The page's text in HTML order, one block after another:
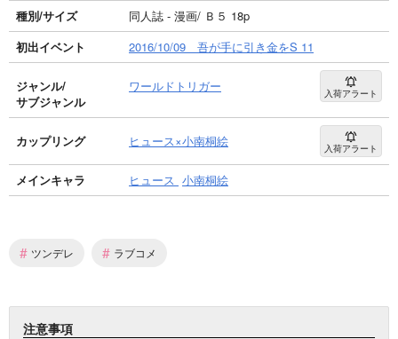
種別/サイズ
同人誌 - 漫画/ Ｂ５ 18p
初出イベント
2016/10/09 吾が手に引き金をS 11
ジャンル/
サブジャンル
ワールドトリガー 入荷アラート
カップリング ヒュース×小南桐絵 入荷アラート
メインキャラ ヒュース 小南桐絵
# ツンデレ # ラブコメ
注意事項